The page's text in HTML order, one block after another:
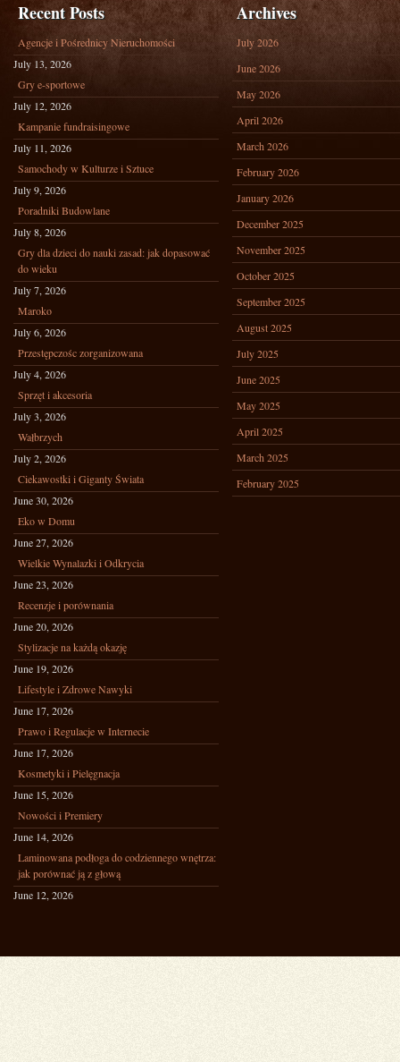
Recent Posts
Agencje i Pośrednicy Nieruchomości
July 13, 2026
Gry e-sportowe
July 12, 2026
Kampanie fundraisingowe
July 11, 2026
Samochody w Kulturze i Sztuce
July 9, 2026
Poradniki Budowlane
July 8, 2026
Gry dla dzieci do nauki zasad: jak dopasować
do wieku
July 7, 2026
Maroko
July 6, 2026
Przestępczośc zorganizowana
July 4, 2026
Sprzęt i akcesoria
July 3, 2026
Wałbrzych
July 2, 2026
Ciekawostki i Giganty Świata
June 30, 2026
Eko w Domu
June 27, 2026
Wielkie Wynalazki i Odkrycia
June 23, 2026
Recenzje i porównania
June 20, 2026
Stylizacje na każdą okazję
June 19, 2026
Lifestyle i Zdrowe Nawyki
June 17, 2026
Prawo i Regulacje w Internecie
June 17, 2026
Kosmetyki i Pielęgnacja
June 15, 2026
Nowości i Premiery
June 14, 2026
Laminowana podłoga do codziennego wnętrza:
jak porównać ją z głową
June 12, 2026
Archives
July 2026
June 2026
May 2026
April 2026
March 2026
February 2026
January 2026
December 2025
November 2025
October 2025
September 2025
August 2025
July 2025
June 2025
May 2025
April 2025
March 2025
February 2025